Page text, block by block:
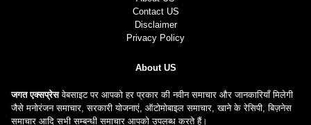
Contact US
Disclaimer
Privacy Policy
About US
जगत एक्सप्रेसवेबसाइट पर आपको हर प्रकार की नवीन समाचार और जानकारियाँ मिलेगी
जैसे मनोरंजन समाचार, सरकारी योजनाएं, ऑटोमोबाइल समाचार, खाने के रेसिपी, बिज़नेस
समाचार आदि सभी सम्बन्धी समाचार आपको उपलब्ध करते हैं।